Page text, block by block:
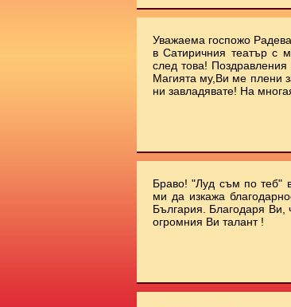
Уважаема госпожо
в Сатиричния театър с
след това! Поздравления
Магията му,Ви ме плени
ни завладявате! На
Браво! "Луд съм по теб"
ми да изкажа
България. Благодаря Ви,
огромния Ви талант !